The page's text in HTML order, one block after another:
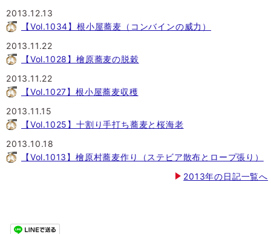
2013.12.13
【Vol.1034】根小屋蕎麦（コンバインの威力）
2013.11.22
【Vol.1028】檜原蕎麦の脱穀
2013.11.22
【Vol.1027】根小屋蕎麦収穫
2013.11.15
【Vol.1025】十割り手打ち蕎麦と桜海老
2013.10.18
【Vol.1013】檜原村蕎麦作り（ステビア散布とロープ張り）
2013年の日記一覧へ